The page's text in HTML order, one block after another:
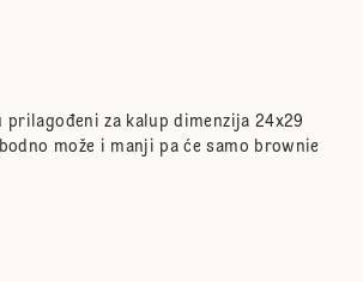
prilagođeni za kalup dimenzija 24x29
može i manji pa će samo brownie